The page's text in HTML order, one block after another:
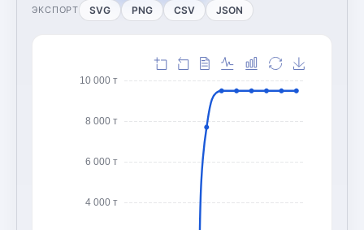
ЭКСПОРТ SVG PNG CSV JSON
4 000 т
6 000 т
8 000 т
10 000 т